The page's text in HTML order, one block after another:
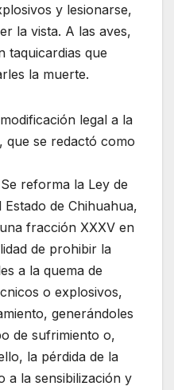
y lesionarse,
la vista. A las aves,
taquicardias que
la muerte.
legal a la
que se redactó como
reforma la Ley de
de Chihuahua,
fracción XXXV en
de prohibir la
a la quema de
o explosivos,
generándoles
de sufrimiento o,
la pérdida de la
a la sensibilización y